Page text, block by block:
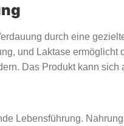
durch eine
und Laktase ermöglicht
Das Produkt kann
Lebensführung.